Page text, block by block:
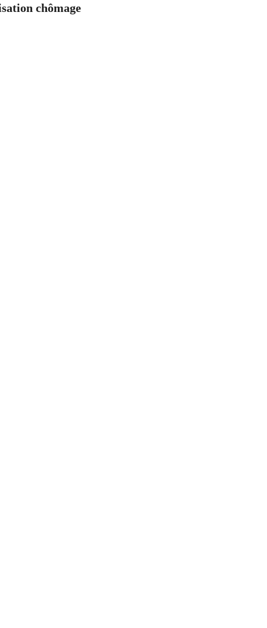
chômage